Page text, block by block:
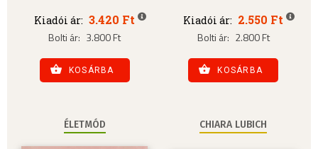
Kiadói ár: 3.420 Ft
Bolti ár: 3.800 Ft
KOSÁRBA
Kiadói ár: 2.550 Ft
Bolti ár: 2.800 Ft
KOSÁRBA
ÉLETMÓD CHIARA LUBICH